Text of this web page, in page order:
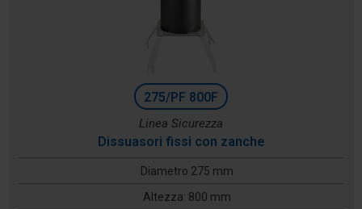
275/PF 800F
Linea Sicurezza
Dissuasori fissi con zanche
Diametro 275 mm
Altezza: 800 mm